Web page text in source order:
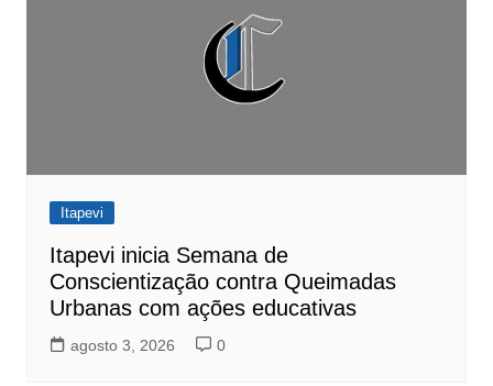
Itapevi
Itapevi inicia Semana de
Conscientização contra Queimadas
Urbanas com ações educativas
agosto 3, 2026 0